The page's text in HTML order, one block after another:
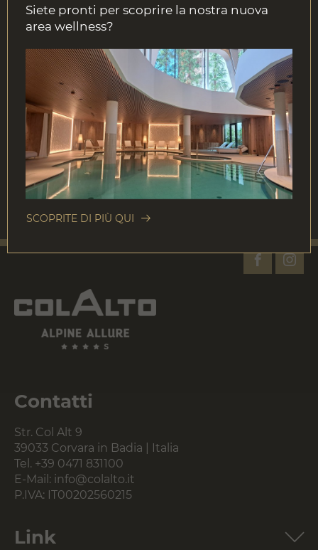
PRENOTA ORA
CAMERA DOPPIA MARTAGON
36-44 m² 4 Persone
DETTAGLI
Contatti
Str. Col Alt 9
39033 Corvara in Badia | Italia
Tel. +39 0471 831100
E-Mail: info@colalto.it
P.IVA: IT00202560215
Link
Siete pronti per scoprire la nostra nuova
area wellness?
SCOPRITE DI PIÙ QUI